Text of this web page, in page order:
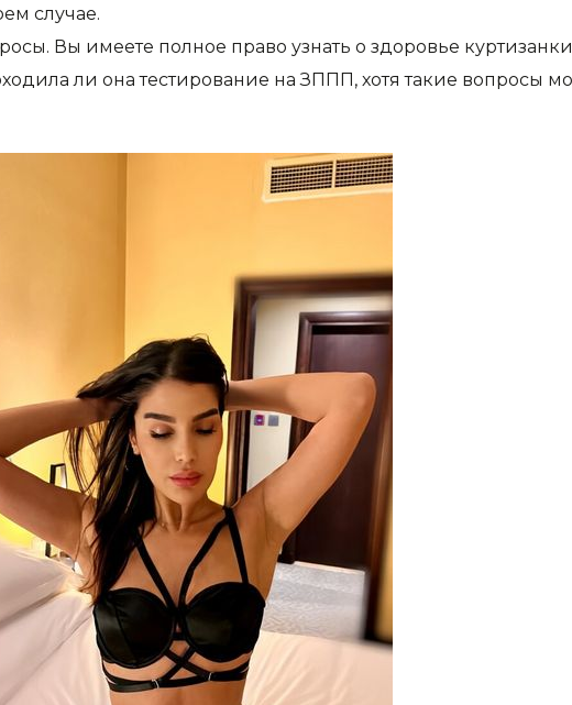
случае.
Вы имеете полное право узнать о здоровье
ли она тестирование на ЗППП, хотя такие вопросы